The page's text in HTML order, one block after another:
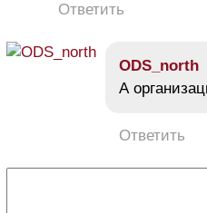
Ответить
ODS_north
А
Ответить